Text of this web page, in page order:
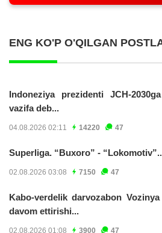
ENG KO'P O'QILGAN
Indoneziya prezidenti JCH-
vazifa deb...
04.08.2026 02:11 14220 47
Superliga. “Buxoro” -
02.08.2026 03:08 7150 47
Kabo-verdelik darvozabon
davom ettirishi...
02.08.2026 01:08 3900 47